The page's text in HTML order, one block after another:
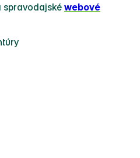
spravodajské webové